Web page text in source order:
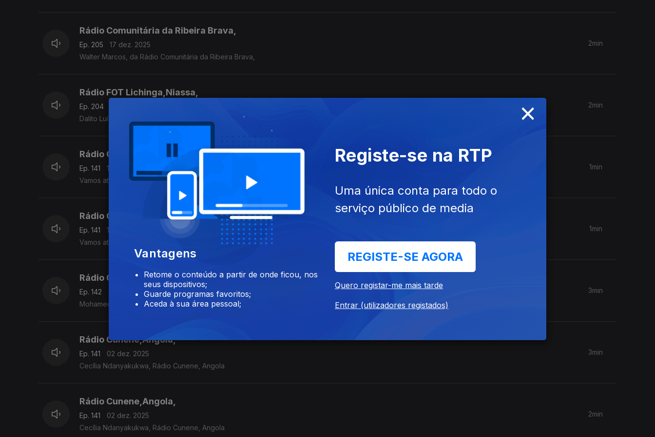
Rádio Comunitária da Ribeira Brava,
Ep. 205
17 dez. 2025
Walter Marcos, da Rádio Comunitária da Ribeira Brava,
2min
Rádio FOT Lichinga,Niassa,
Ep. 204
Dalito Luís, Rádio FOT Lichinga, Niassa, Moçambique
2min
Rádio Cunene,Angola,
Ep. 141
10 dez. 2025
Vamos até Angola para saber o que Hoje é Notícia com a jornalista Cecília Ndanyakukwa da Rádio Cunene.
1min
Rádio Cunene,Angola,
Ep. 141
10 dez. 2025
Vamos até Angola para saber o que Hoje é Notícia com a jornalista Cecília Ndanyakukwa da Rádio Cunene.
1min
Rádio Cairo Internacional - Cairo,
Ep. 142
04 dez. 2025
Mohamed Abid. El Kamel, Rádio Cairo Internacional
3min
Rádio Cunene,Angola,
Ep. 141
02 dez. 2025
Cecília Ndanyakukwa, Rádio Cunene, Angola
3min
Rádio Cunene,Angola,
Ep. 141
02 dez. 2025
Cecília Ndanyakukwa, Rádio Cunene, Angola
2min
×
Vantagens
Retome o conteúdo a partir de onde ficou, nos
seus dispositivos;
Guarde programas favoritos;
Aceda à sua área pessoal;
Registe-se na RTP
Uma única conta para todo o
serviço público de media
REGISTE-SE AGORA
Quero registar-me mais tarde
Entrar (utilizadores registados)